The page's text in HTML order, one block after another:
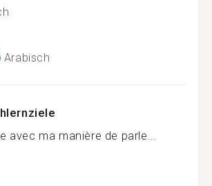
Arabisch
avec ma manière de parle...